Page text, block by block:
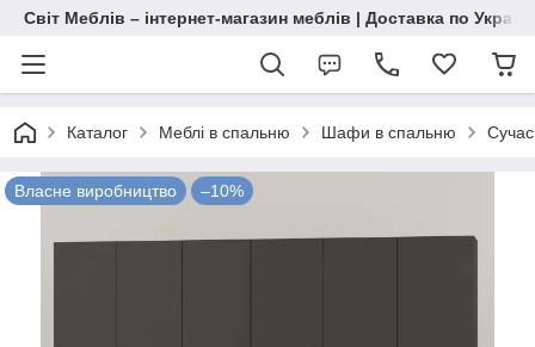
Світ Меблів – інтернет-магазин меблів | Доставка по
Каталог Меблі в спальню Шафи в спальню
Власне виробництво –10%